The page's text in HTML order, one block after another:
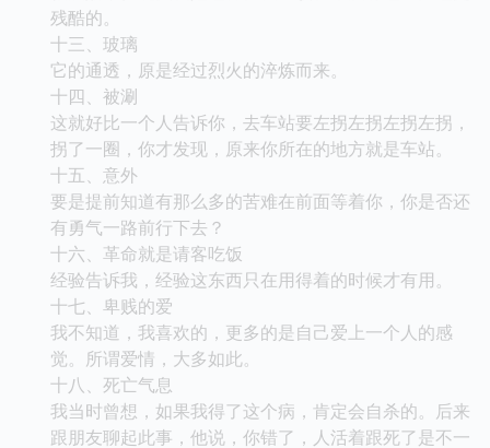
残酷的。
十三、玻璃
它的通透，原是经过烈火的淬炼而来。
十四、被涮
这就好比一个人告诉你，去车站要左拐左拐左拐左拐，
拐了一圈，你才发现，原来你所在的地方就是车站。
十五、意外
要是提前知道有那么多的苦难在前面等着你，你是否还
有勇气一路前行下去？
十六、革命就是请客吃饭
经验告诉我，经验这东西只在用得着的时候才有用。
十七、卑贱的爱
我不知道，我喜欢的，更多的是自己爱上一个人的感
觉。所谓爱情，大多如此。
十八、死亡气息
我当时曾想，如果我得了这个病，肯定会自杀的。后来
跟朋友聊起此事，他说，你错了，人活着跟死了是不一